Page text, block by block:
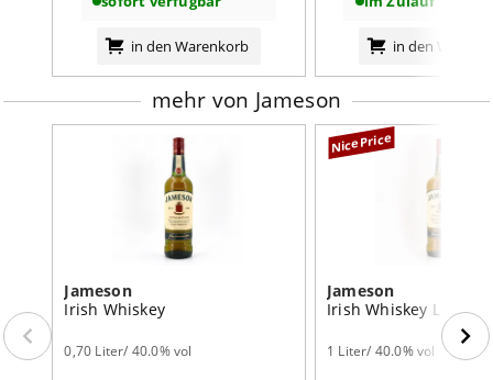
in den Warenkorb in den
mehr von Jameson
Jameson
Irish Whiskey
0,70 Liter/ 40.0% vol
NicePrice
Jameson
Irish Whiskey
1 Liter/ 40.0% vol